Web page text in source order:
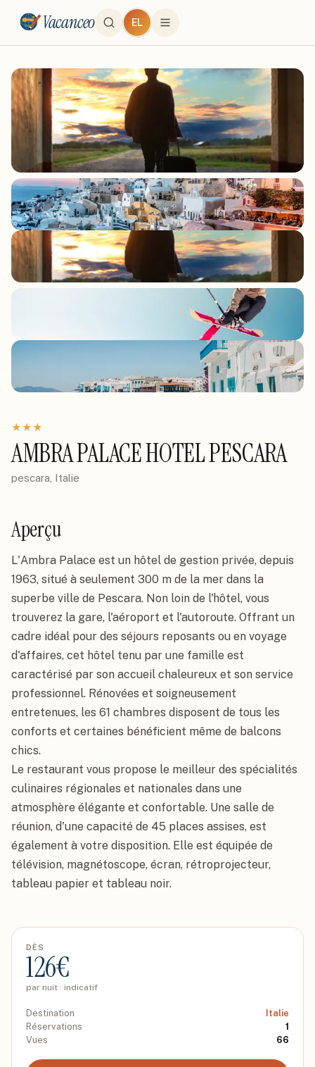
Vacanceo EL
★★★
AMBRA PALACE HOTEL PESCARA
pescara, Italie
Aperçu
L'Ambra Palace est un hôtel de gestion privée, depuis
1963, situé à seulement 300 m de la mer dans la
superbe ville de Pescara. Non loin de l'hôtel, vous
trouverez la gare, l'aéroport et l'autoroute. Offrant un
cadre idéal pour des séjours reposants ou en voyage
d'affaires, cet hôtel tenu par une famille est
caractérisé par son accueil chaleureux et son service
professionnel. Rénovées et soigneusement
entretenues, les 61 chambres disposent de tous les
conforts et certaines bénéficient même de balcons
chics.
Le restaurant vous propose le meilleur des spécialités
culinaires régionales et nationales dans une
atmosphère élégante et confortable. Une salle de
réunion, d'une capacité de 45 places assises, est
également à votre disposition. Elle est équipée de
télévision, magnétoscope, écran, rétroprojecteur,
tableau papier et tableau noir.
DÈS
126€
par nuit · indicatif
Destination
Italie
Réservations
1
Vues
66